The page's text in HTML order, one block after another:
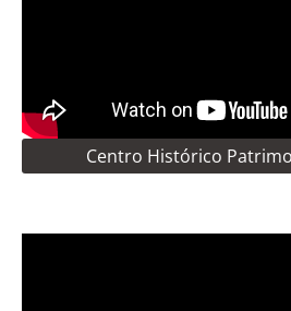
Centro Histórico